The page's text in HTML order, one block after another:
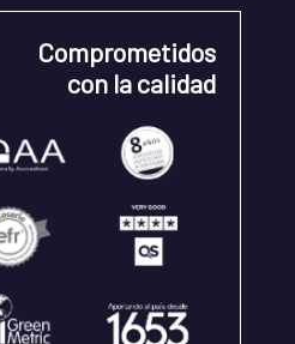
Comprometidos
con la calidad